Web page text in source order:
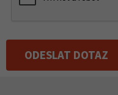
ODESLAT DOTAZ